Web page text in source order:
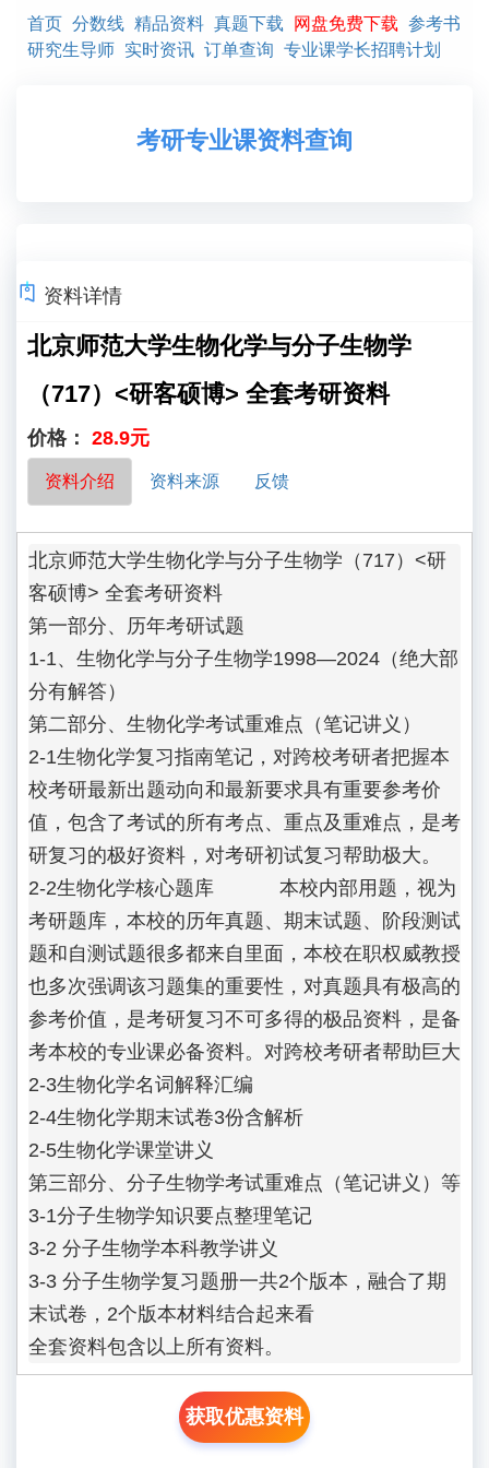
首页 分数线 精品资料 真题下载 网盘免费下载 参考书
研究生导师 实时资讯 订单查询 专业课学长招聘计划
考研专业课资料查询
资料详情
北京师范大学生物化学与分子生物学
（717）<研客硕博> 全套考研资料
价格： 28.9元
资料介绍 资料来源 反馈
北京师范大学生物化学与分子生物学（717）<研
客硕博> 全套考研资料
第一部分、历年考研试题
1-1、生物化学与分子生物学1998—2024（绝大部
分有解答）
第二部分、生物化学考试重难点（笔记讲义）
2-1生物化学复习指南笔记，对跨校考研者把握本
校考研最新出题动向和最新要求具有重要参考价
值，包含了考试的所有考点、重点及重难点，是考
研复习的极好资料，对考研初试复习帮助极大。
2-2生物化学核心题库            本校内部用题，视为
考研题库，本校的历年真题、期末试题、阶段测试
题和自测试题很多都来自里面，本校在职权威教授
也多次强调该习题集的重要性，对真题具有极高的
参考价值，是考研复习不可多得的极品资料，是备
考本校的专业课必备资料。对跨校考研者帮助巨大
2-3生物化学名词解释汇编
2-4生物化学期末试卷3份含解析
2-5生物化学课堂讲义
第三部分、分子生物学考试重难点（笔记讲义）等
3-1分子生物学知识要点整理笔记
3-2 分子生物学本科教学讲义
3-3 分子生物学复习题册一共2个版本，融合了期
末试卷，2个版本材料结合起来看
全套资料包含以上所有资料。
获取优惠资料